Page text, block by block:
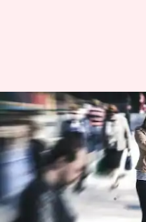
అకస్మాత్తుగా
వికారంగా
తెలుసుకోండి.
వ్రాసిన వారు Sriram Pranateja Feb